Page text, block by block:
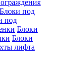
Блоки под
под
Блоки
Блоки
лифта